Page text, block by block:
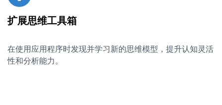
扩展思维工具箱
在使用应用程序时发现并学习新的思维模型，提升认知灵活
性和分析能力。